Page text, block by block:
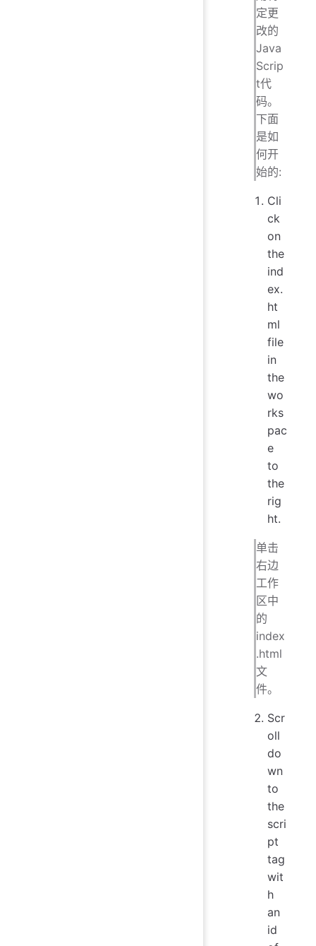
定更
改的
Java
Scrip
t代
码。
下面
是如
何开
始的:
Cli
ck
on
the
ind
ex.
ht
ml
file
in
the
wo
rks
pac
e
to
the
rig
ht.
单击
右边
工作
区中
的
index
.html
文
件。
Scr
oll
do
wn
to
the
scri
pt
tag
wit
h
an
id